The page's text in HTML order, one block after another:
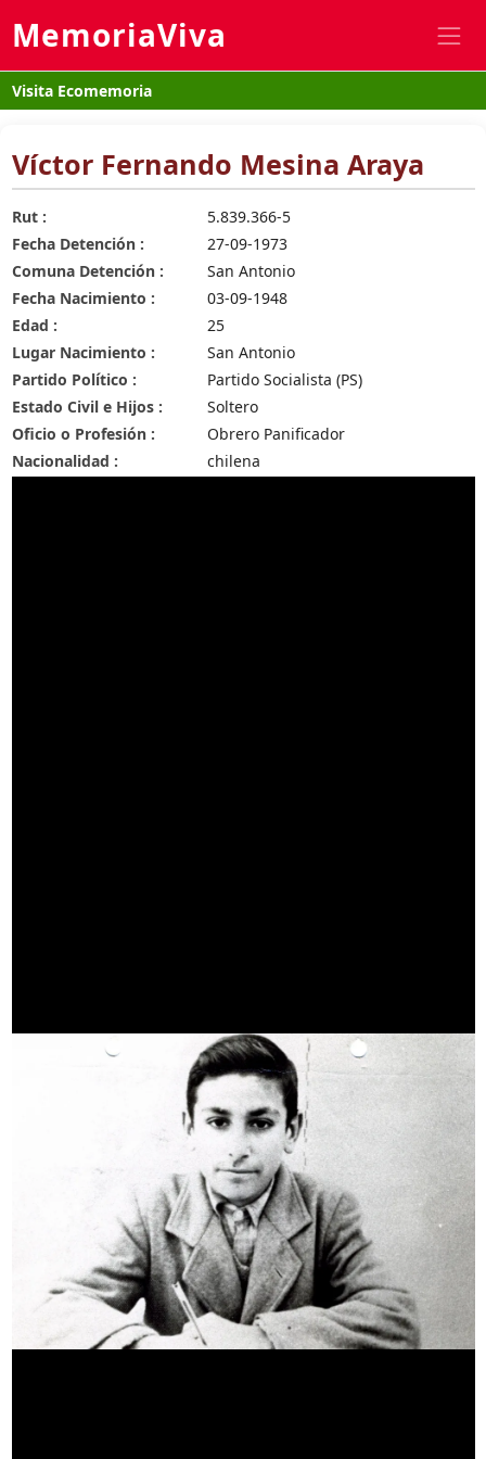
MemoriaViva
Visita Ecomemoria
Víctor Fernando Mesina Araya
Rut :
5.839.366-5
Fecha Detención :
27-09-1973
Comuna Detención :
San Antonio
Fecha Nacimiento :
03-09-1948
Edad :
25
Lugar Nacimiento :
San Antonio
Partido Político :
Partido Socialista (PS)
Estado Civil e Hijos :
Soltero
Oficio o Profesión :
Obrero Panificador
Nacionalidad :
chilena